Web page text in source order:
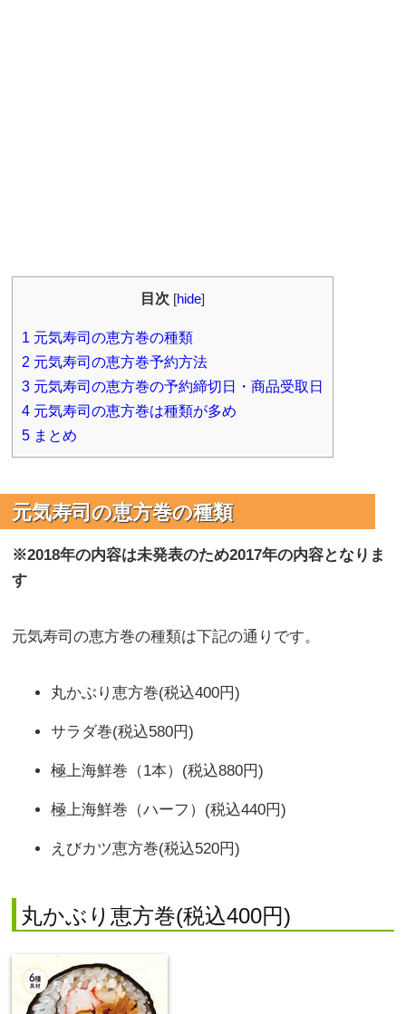
目次 [hide]
1 元気寿司の恵方巻の種類
2 元気寿司の恵方巻予約方法
3 元気寿司の恵方巻の予約締切日・商品受取日
4 元気寿司の恵方巻は種類が多め
5 まとめ
元気寿司の恵方巻の種類
※2018年の内容は未発表のため2017年の内容となりま
す
元気寿司の恵方巻の種類は下記の通りです。
丸かぶり恵方巻(税込400円)
サラダ巻(税込580円)
極上海鮮巻（1本）(税込880円)
極上海鮮巻（ハーフ）(税込440円)
えびカツ恵方巻(税込520円)
丸かぶり恵方巻(税込400円)